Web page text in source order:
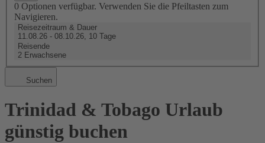
0 Optionen verfügbar. Verwenden Sie die Pfeiltasten zum
Navigieren.
Reisezeitraum & Dauer
11.08.26 - 08.10.26, 10 Tage
Reisende
2 Erwachsene
Suchen
Trinidad & Tobago Urlaub
günstig buchen